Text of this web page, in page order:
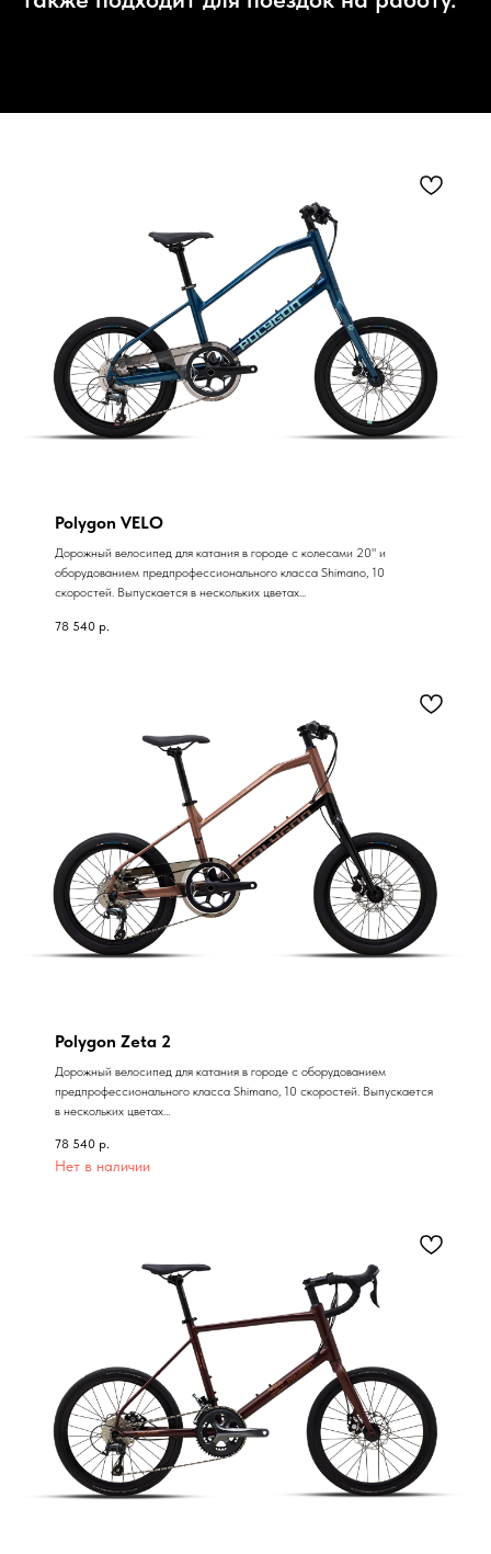
Polygon VELO
Дорожный велосипед для катания в городе с колесами 20" и
оборудованием предпрофессионального класса Shimano, 10
скоростей. Выпускается в нескольких цветах...
78 540 р.
Polygon Zeta 2
Дорожный велосипед для катания в городе с оборудованием
предпрофессионального класса Shimano, 10 скоростей. Выпускается
в нескольких цветах...
78 540 р.
Нет в наличии